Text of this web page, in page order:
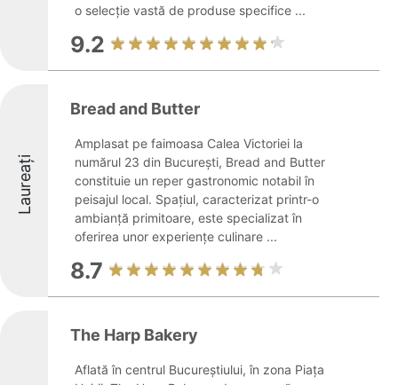
o selecție vastă de produse specifice ...
9.2
Laureați
Bread and Butter
Amplasat pe faimoasa Calea Victoriei la
numărul 23 din București, Bread and Butter
constituie un reper gastronomic notabil în
peisajul local. Spațiul, caracterizat printr-o
ambianță primitoare, este specializat în
oferirea unor experiențe culinare ...
8.7
The Harp Bakery
Aflată în centrul Bucureștiului, în zona Piața